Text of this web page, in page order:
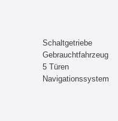
Schaltgetriebe
Gebrauchtfahrzeug
5 Türen
Navigationssystem